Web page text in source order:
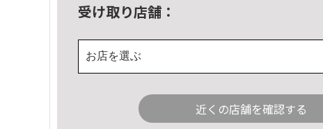
受け取り店舗：
お店を選ぶ
近くの店舗を確認する